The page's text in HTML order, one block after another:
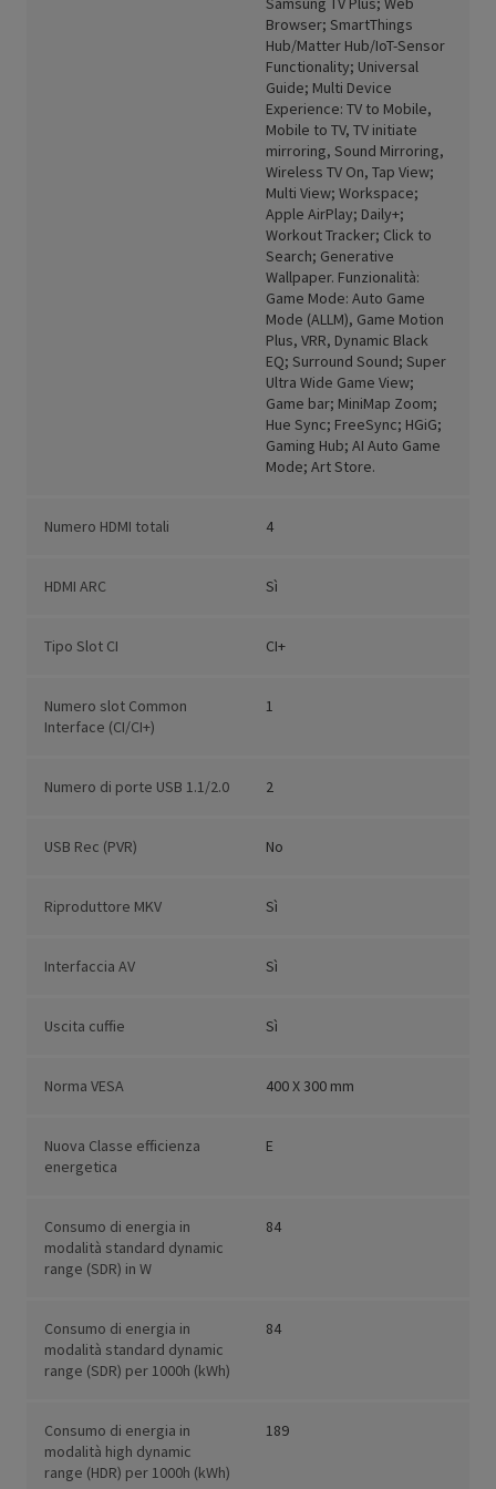
Browser; SmartThings
Hub/Matter Hub/IoT-Sensor
Functionality; Universal
Guide; Multi Device
Experience: TV to Mobile,
Mobile to TV, TV initiate
mirroring, Sound Mirroring,
Wireless TV On, Tap View;
Multi View; Workspace;
Apple AirPlay; Daily+;
Workout Tracker; Click to
Search; Generative
Wallpaper. Funzionalità:
Game Mode: Auto Game
Mode (ALLM), Game Motion
Plus, VRR, Dynamic Black
EQ; Surround Sound; Super
Ultra Wide Game View;
Game bar; MiniMap Zoom;
Hue Sync; FreeSync; HGiG;
Gaming Hub; AI Auto Game
Mode; Art Store.
Numero HDMI totali 4
HDMI ARC Sì
Tipo Slot CI CI+
Numero slot Common
Interface (CI/CI+)
1
Numero di porte USB 1.1/2.0 2
USB Rec (PVR) No
Riproduttore MKV Sì
Interfaccia AV Sì
Uscita cuffie Sì
Norma VESA 400 X 300 mm
Nuova Classe efficienza
energetica
E
Consumo di energia in
modalità standard dynamic
range (SDR) in W
84
Consumo di energia in
modalità standard dynamic
range (SDR) per 1000h (kWh)
84
Consumo di energia in
modalità high dynamic
range (HDR) per 1000h (kWh)
189